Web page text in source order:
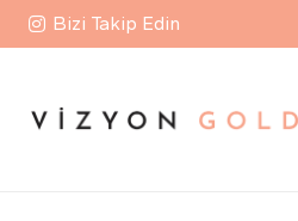
Bizi Takip Edin